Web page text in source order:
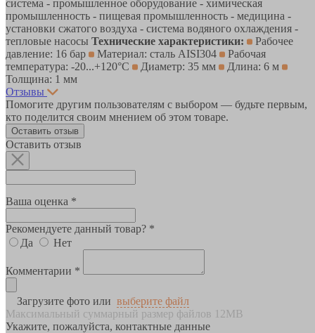
система - промышленное оборудование - химическая
промышленность - пищевая промышленность - медицина -
установки сжатого воздуха - система водяного охлаждения -
тепловые насосы Технические характеристики:
Рабочее
давление: 16 бар
Материал: сталь AISI304
Рабочая
температура: -20...+120°С
Диаметр: 35 мм
Длина: 6 м
Толщина: 1 мм
Отзывы
Помогите другим пользователям с выбором — будьте первым,
кто поделится своим мнением об этом товаре.
Оставить отзыв
Оставить отзыв
Ваша оценка *
Рекомендуете данный товар? *
Да
Нет
Комментарии *
Загрузите фото или выберите файл
Максимальный суммарный размер файлов 12MB
Укажите, пожалуйста, контактные данные